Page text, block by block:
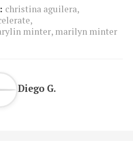
christina aguilera,
,
minter, marilyn minter
Diego G.